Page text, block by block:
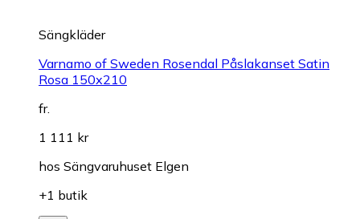
Sängkläder
Varnamo of Sweden Rosendal Påslakanset Satin
Rosa 150x210
fr.
1 111 kr
hos Sängvaruhuset Elgen
+1 butik